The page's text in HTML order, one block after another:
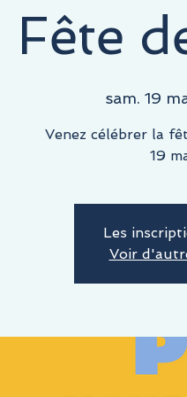
Fête
sam. 19
Venez célébrer la
19
Les
Voir